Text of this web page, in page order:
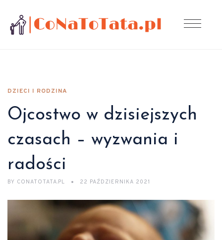
DZIECI I RODZINA
Ojcostwo w dzisiejszych
czasach – wyzwania i
radości
BY CONATOTATA.PL 22 PAŹDZIERNIKA 2021